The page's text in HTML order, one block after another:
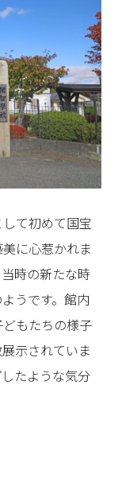
て初めて国宝
に心惹かれま
時の新たな時
うです。館内
もたちの様子
示されていま
たような気分